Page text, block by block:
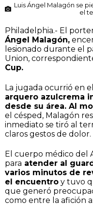
Luis Ángel Malagón se
el
Philadelphia.- El
Ángel Malagón,
lesionado durante el
Union,
Cup.
La jugada ocurrió en
arquero azulcrema
desde su área. Al
el césped, Malagón
inmediato se tiró al
claros gestos de dolor.
El cuerpo médico del
para atender al
varios minutos de
el encuentro y tuvo
que generó
como entre la afición